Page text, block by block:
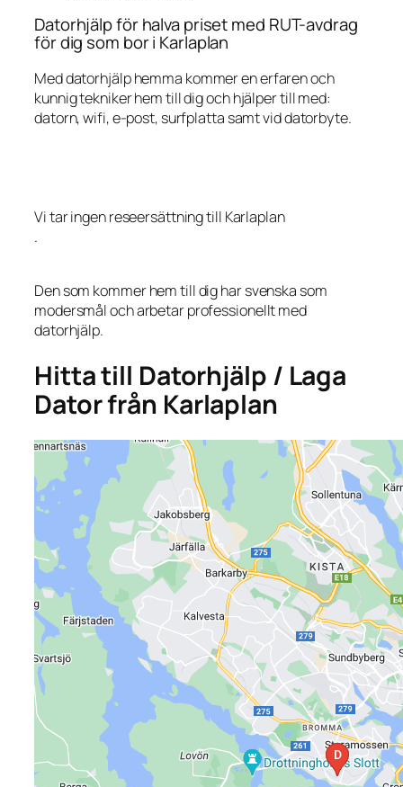
Datorhjälp för halva priset med RUT-avdrag
för dig som bor i Karlaplan
Med datorhjälp hemma kommer en erfaren och
kunnig tekniker hem till dig och hjälper till med:
datorn, wifi, e-post, surfplatta samt vid datorbyte.
Vi tar ingen reseersättning till Karlaplan
.
Den som kommer hem till dig har svenska som
modersmål och arbetar professionellt med
datorhjälp.
Hitta till Datorhjälp / Laga
Dator från Karlaplan